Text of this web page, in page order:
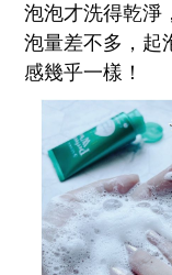
泡泡才洗得乾淨
泡量差不多，起
感幾乎一樣！